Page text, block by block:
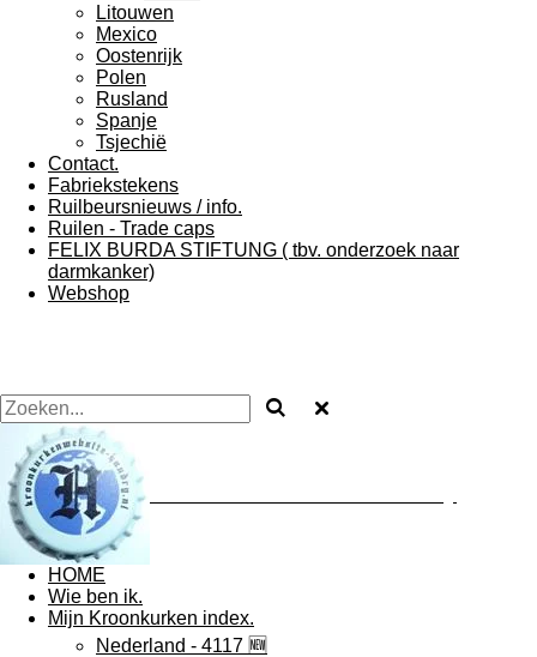
Litouwen
Mexico
Oostenrijk
Polen
Rusland
Spanje
Tsjechië
Contact.
Fabriekstekens
Ruilbeursnieuws / info.
Ruilen - Trade caps
FELIX BURDA STIFTUNG ( tbv. onderzoek naar
darmkanker)
Webshop
HOME
Wie ben ik.
Mijn Kroonkurken index.
Nederland - 4117 🆕